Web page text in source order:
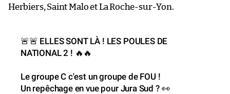
Herbiers, Saint Malo et La Roche-sur-Yon.
🚨🚨 ELLES SONT LÀ ! LES POULES DE
NATIONAL 2 ! 🔥🔥
Le groupe C c'est un groupe de FOU !
Un repêchage en vue pour Jura Sud ? 👀